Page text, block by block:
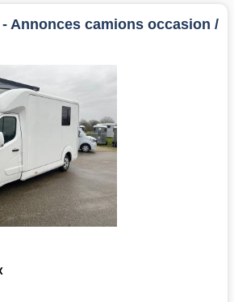
- Annonces camions occasion /